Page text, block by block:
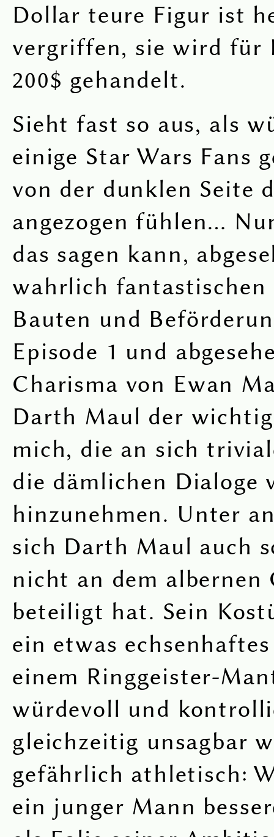
Dollar teure Figur ist
vergriffen, sie wird für
200$ gehandelt.
Sieht fast so aus, als
einige Star Wars Fans
von der dunklen Seite
angezogen fühlen…
das sagen kann,
wahrlich fantastischen
Bauten und
Episode 1 und
Charisma von Ewan
Darth Maul der
mich, die an sich
die dämlichen Dialoge
hinzunehmen. Unter
sich Darth Maul auch
nicht an dem albernen
beteiligt hat. Sein
ein etwas
einem Ringgeister-
würdevoll und
gleichzeitig unsagbar
gefährlich athletisch:
ein junger Mann